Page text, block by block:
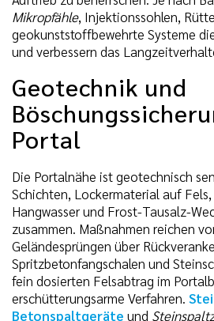
Mikropfähle, Injektionssohlen,
geokunststoffbewehrte Systeme
und verbessern das
Geotechnik und
Portal
Die Portalnähe ist geotechnisch
Schichten, Lockermaterial auf
Hangwasser und Frost-Tausalz-
zusammen. Maßnahmen reichen
Geländesprüngen über
Spritzbetonfangschalen und
fein dosierten Felsabtrag im
erschütterungsarme Verfahren.
Betonspaltgeräte und